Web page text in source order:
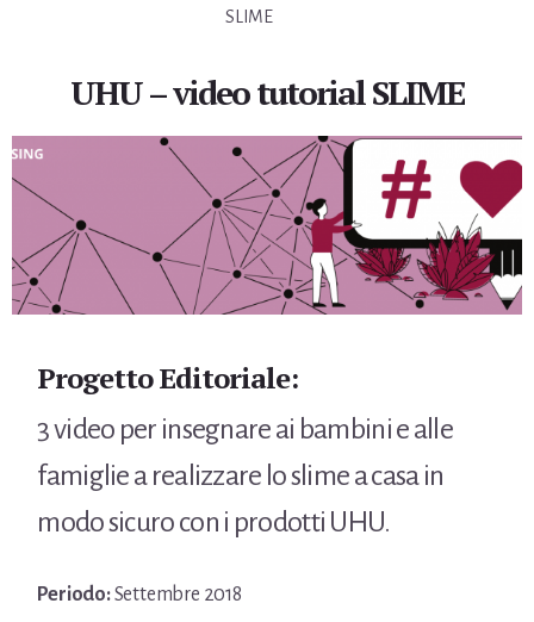
SLIME
UHU – video tutorial SLIME
Progetto Editoriale:
3 video per insegnare ai bambini e alle
famiglie a realizzare lo slime a casa in
modo sicuro con i prodotti UHU.
Periodo:Settembre 2018